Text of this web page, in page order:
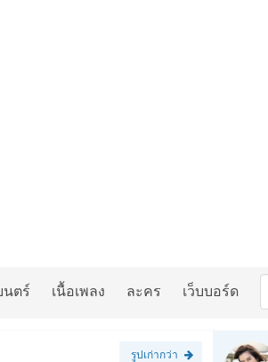
นตร์ เนื้อเพลง ละคร เว็บบอร์ด
รูปเก่ากว่า